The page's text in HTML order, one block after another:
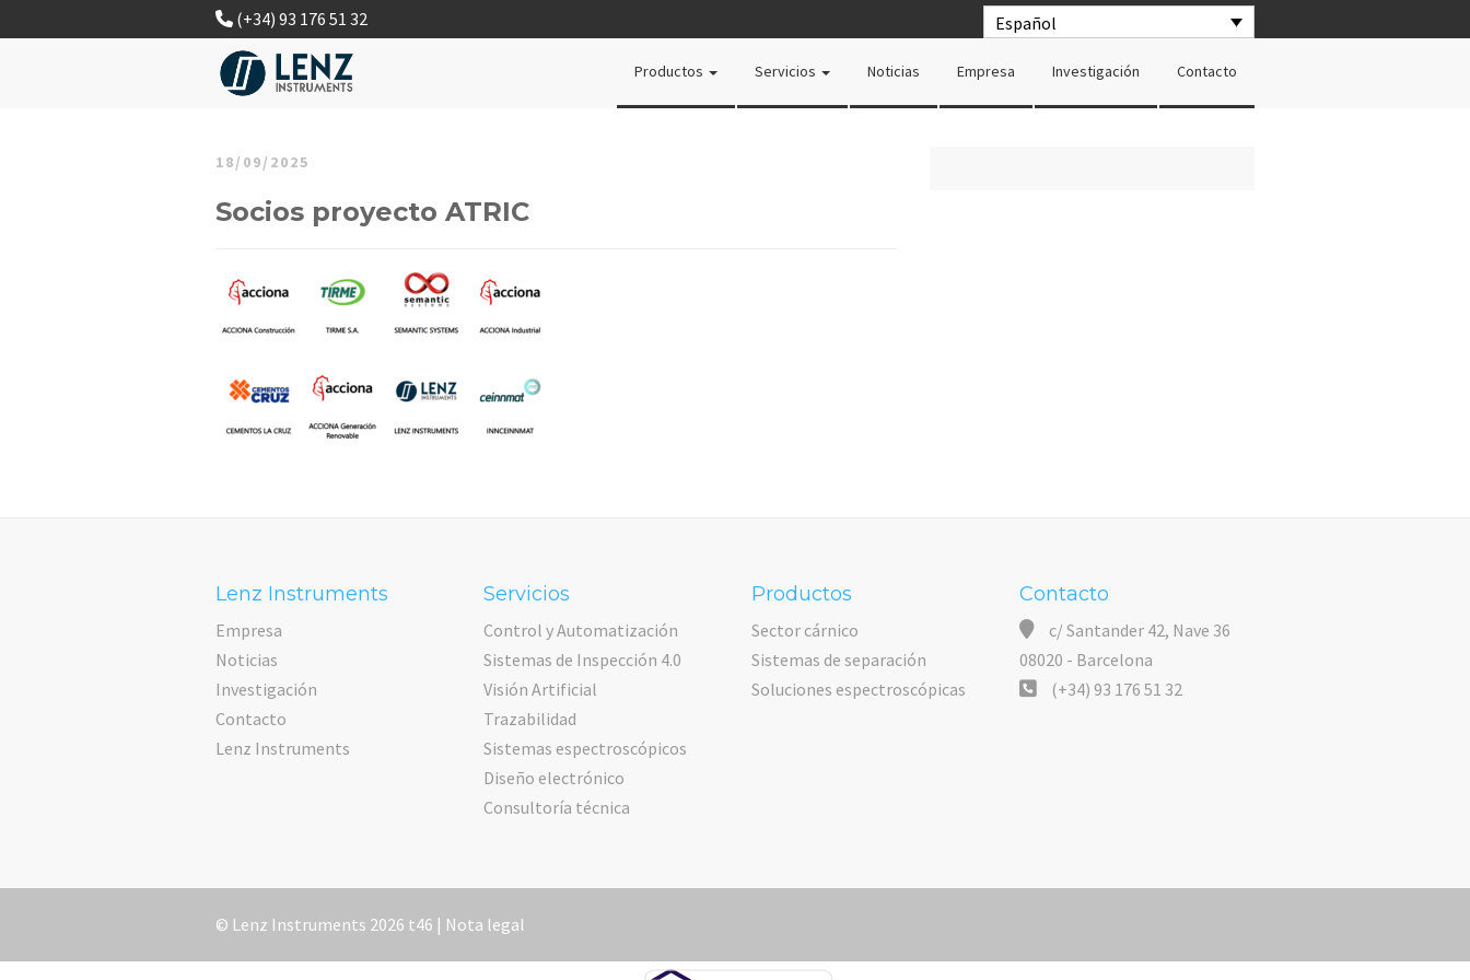
Español
(+34) 93 176 51 32
Productos Servicios Noticias Empresa Investigación Contacto
18/09/2025
Socios proyecto ATRIC
Lenz Instruments
Empresa
Noticias
Investigación
Contacto
Lenz Instruments
Servicios
Control y Automatización
Sistemas de Inspección 4.0
Visión Artificial
Trazabilidad
Sistemas espectroscópicos
Diseño electrónico
Consultoría técnica
Productos
Sector cárnico
Sistemas de separación
Soluciones espectroscópicas
Contacto
c/ Santander 42, Nave 36
08020 - Barcelona
(+34) 93 176 51 32
© Lenz Instruments 2026 t46 | Nota legal